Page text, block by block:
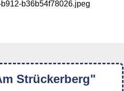
Strückerberg"